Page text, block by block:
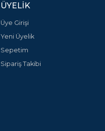
ÜYELIK
Üye Girişi
Yeni Üyelik
Sepetim
Sipariş Takibi